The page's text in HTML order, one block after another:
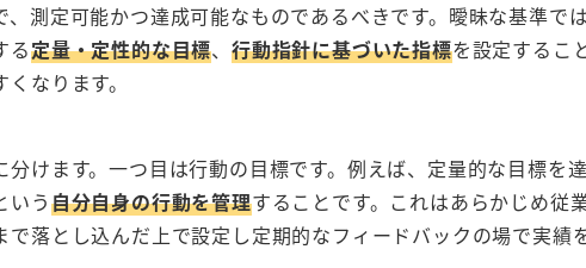
、測定可能かつ達成可能なものであるべきです。曖昧な基準で
る定量・定性的な目標、行動指針に基づいた指標を設定するこ
なります。
分けます。一つ目は行動の目標です。例えば、定量的な目標を
う自分自身の行動を管理することです。これはあらかじめ従
落とし込んだ上で設定し定期的なフィードバックの場で実績